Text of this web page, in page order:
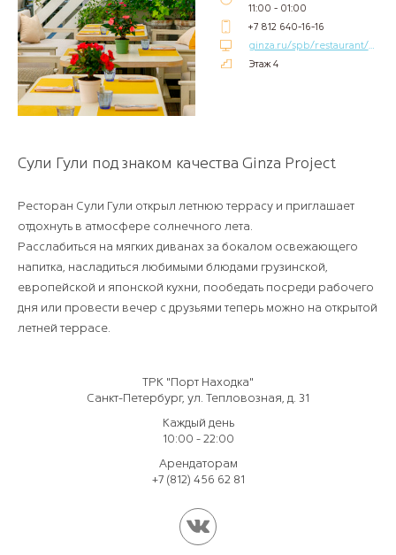
Сули Гули под знаком качества Ginza Project
Ресторан Сули Гули открыл летнюю террасу и приглашает
отдохнуть в атмосфере солнечного лета.
Расслабиться на мягких диванах за бокалом освежающего
напитка, насладиться любимыми блюдами грузинской,
европейской и японской кухни, пообедать посреди рабочего
дня или провести вечер с друзьями теперь можно на открытой
летней террасе.
11:00 - 01:00
+7 812 640-16-16
ginza.ru/spb/restaurant/suliguli
Этаж 4
Каждый день
10:00 - 22:00
Арендаторам
+7 (812) 456 62 81
ТРК "Порт Находка"
Санкт-Петербург, ул. Тепловозная, д. 31